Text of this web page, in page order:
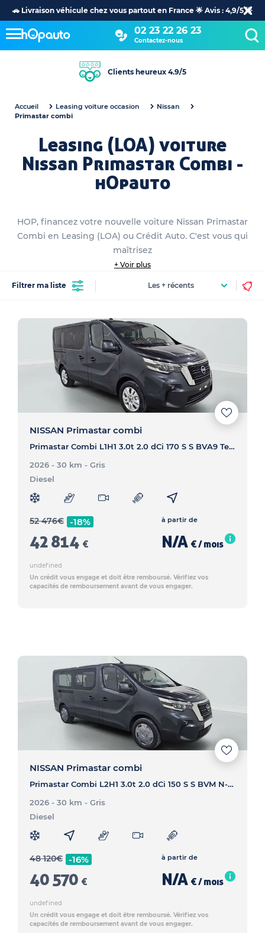
🚗 Livraison véhicule chez vous partout en France 🌟 Avis : 4,9/5 🌟
02 23 22 26 23
Contactez-nous
+30 ans d’expertise dans l’automobile
Accueil Leasing voiture occasion
Nissan
Primastar combi
Leasing (LOA) voiture
Nissan Primastar Combi -
hOpauto
HOP, financez votre nouvelle voiture Nissan Primastar
Combi en Leasing (LOA) ou Crédit Auto. C'est vous qui
maîtrisez
+ Voir plus
Filtrer ma liste
NISSAN Primastar combi
Primastar Combi L1H1 3.0t 2.0 dCi 170 S S BVA9 Tekna - PRIMASTAR COMBI Primastar Combi L1H1 3.0t 2.0 dCi 170 S S BVA9 Tekna
2026 - 30 km - Gris
Diesel
52 476€ -18%
42 814 €
à partir de
N/A € / mois
undefined
Un crédit vous engage et doit être remboursé. Vérifiez vos
capacités de remboursement avant de vous engager.
NISSAN Primastar combi
Primastar Combi L2H1 3.0t 2.0 dCi 150 S S BVM N-Connecta - PRIMASTAR COMBI Primastar Combi L2H1 3.0t 2.0 dCi 150 S S BVM N-Connecta
2026 - 30 km - Gris
Diesel
48 120€ -16%
40 570 €
à partir de
N/A € / mois
undefined
Un crédit vous engage et doit être remboursé. Vérifiez vos
capacités de remboursement avant de vous engager.